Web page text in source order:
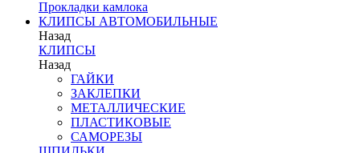
Прокладки камлока
КЛИПСЫ АВТОМОБИЛЬНЫЕ
Назад
КЛИПСЫ
Назад
ГАЙКИ
ЗАКЛЕПКИ
МЕТАЛЛИЧЕСКИЕ
ПЛАСТИКОВЫЕ
САМОРЕЗЫ